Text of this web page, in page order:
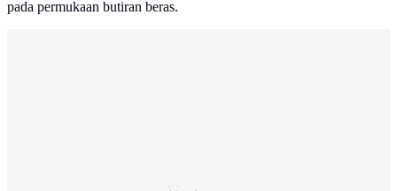
pada permukaan butiran beras.